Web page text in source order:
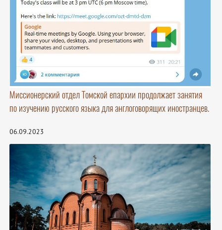
Миссионерский отдел Томской епархии продолжает занятия
по изучению русского языка для англоговорящих иностранцев.
06.09.2023